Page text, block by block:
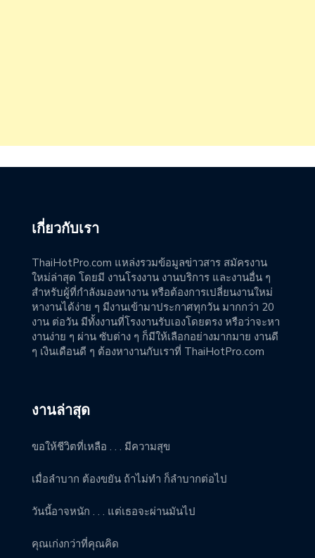
เกี่ยวกับเรา
ThaiHotPro.com แหล่งรวมข้อมูลข่าวสาร สมัครงาน
ใหม่ล่าสุด โดยมี งานโรงงาน งานบริการ และงานอื่น ๆ
สำหรับผู้ที่กำลังมองหางาน หรือต้องการเปลี่ยนงานใหม่
หางานได้ง่าย ๆ มีงานเข้ามาประกาศทุกวัน มากกว่า 20
งาน ต่อวัน มีทั้งงานที่โรงงานรับเองโดยตรง หรือว่าจะหา
งานง่าย ๆ ผ่าน ซับต่าง ๆ ก็มีให้เลือกอย่างมากมาย งานดี
ๆ เงินเดือนดี ๆ ต้องหางานกับเราที่ ThaiHotPro.com
งานล่าสุด
ขอให้ชีวิตที่เหลือ . . . มีความสุข
เมื่อลำบาก ต้องขยัน ถ้าไม่ทำ ก็ลำบากต่อไป
วันนี้อาจหนัก . . . แต่เธอจะผ่านมันไป
คุณเก่งกว่าที่คุณคิด